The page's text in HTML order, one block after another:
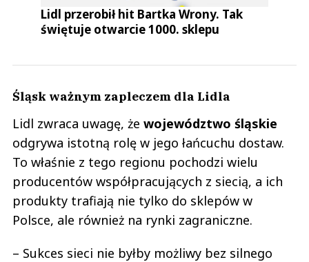
Lidl przerobił hit Bartka Wrony. Tak
świętuje otwarcie 1000. sklepu
Śląsk ważnym zapleczem dla Lidla
Lidl zwraca uwagę, że województwo śląskie
odgrywa istotną rolę w jego łańcuchu dostaw.
To właśnie z tego regionu pochodzi wielu
producentów współpracujących z siecią, a ich
produkty trafiają nie tylko do sklepów w
Polsce, ale również na rynki zagraniczne.
– Sukces sieci nie byłby możliwy bez silnego